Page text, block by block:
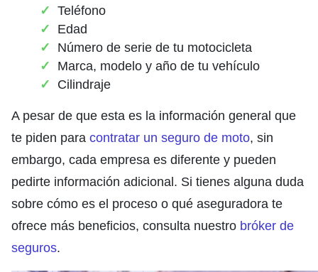
Teléfono
Edad
Número de serie de tu motocicleta
Marca, modelo y año de tu vehículo
Cilindraje
A pesar de que esta es la información general que
te piden para contratar un seguro de moto, sin
embargo, cada empresa es diferente y pueden
pedirte información adicional. Si tienes alguna duda
sobre cómo es el proceso o qué aseguradora te
ofrece más beneficios, consulta nuestro bróker de
seguros.